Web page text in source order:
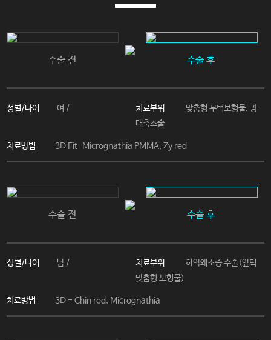
- 하악왜소증
수술 전 수술 후
성별/나이 여 / 치료부위
맞춤형 무턱보형물, 광
대축소술
치료방법 3D Fit-Micrognathia PMMA, Zy red
수술 전 수술 후
성별/나이 남 / 치료부위
하악왜소증 수술(앞턱
맞춤형 보형물)
치료방법 3D - Chin red, Micrognathia